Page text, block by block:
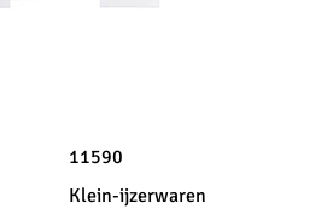
11590
Klein-ijzerwaren